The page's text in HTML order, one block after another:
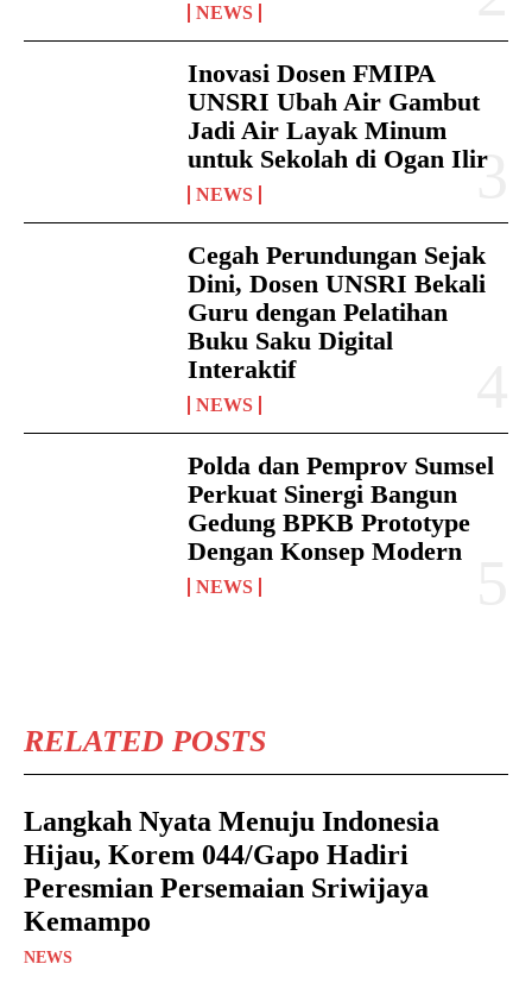
NEWS
Inovasi Dosen FMIPA
UNSRI Ubah Air Gambut
Jadi Air Layak Minum
untuk Sekolah di Ogan Ilir
NEWS
Cegah Perundungan Sejak
Dini, Dosen UNSRI Bekali
Guru dengan Pelatihan
Buku Saku Digital
Interaktif
NEWS
Polda dan Pemprov Sumsel
Perkuat Sinergi Bangun
Gedung BPKB Prototype
Dengan Konsep Modern
NEWS
RELATED POSTS
Langkah Nyata Menuju Indonesia
Hijau, Korem 044/Gapo Hadiri
Peresmian Persemaian Sriwijaya
Kemampo
NEWS